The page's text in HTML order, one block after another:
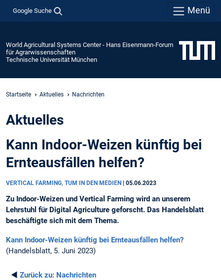
Google Suche Menü
World Agricultural Systems Center - Hans Eisenmann-Forum
für Agrarwissenschaften
Technische Universität München
Startseite Aktuelles Nachrichten
Aktuelles
Kann Indoor-Weizen künftig bei
Ernteausfällen helfen?
VERTICAL FARMING, TUM IN DEN MEDIEN 05.06.2023
Zu Indoor-Weizen und Vertical Farming wird an unserem
Lehrstuhl für Digital Agriculture geforscht. Das Handelsblatt
beschäftigte sich mit dem Thema.
Kann Indoor-Weizen künftig bei Ernteausfällen helfen?
(Handelsblatt, 5. Juni 2023)
◄ Zurück zu: Nachrichten